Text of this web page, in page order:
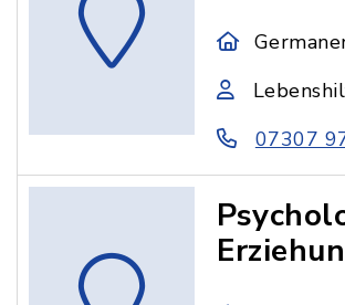
07307